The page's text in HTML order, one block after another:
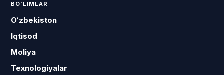
BO'LIMLAR
O‘zbekiston
Iqtisod
Moliya
Texnologiyalar